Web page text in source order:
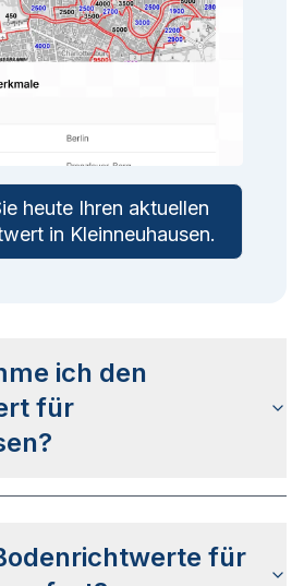
heute Ihren aktuellen
in Kleinneuhausen.
ich den
für
können Sie bei BORIS
für